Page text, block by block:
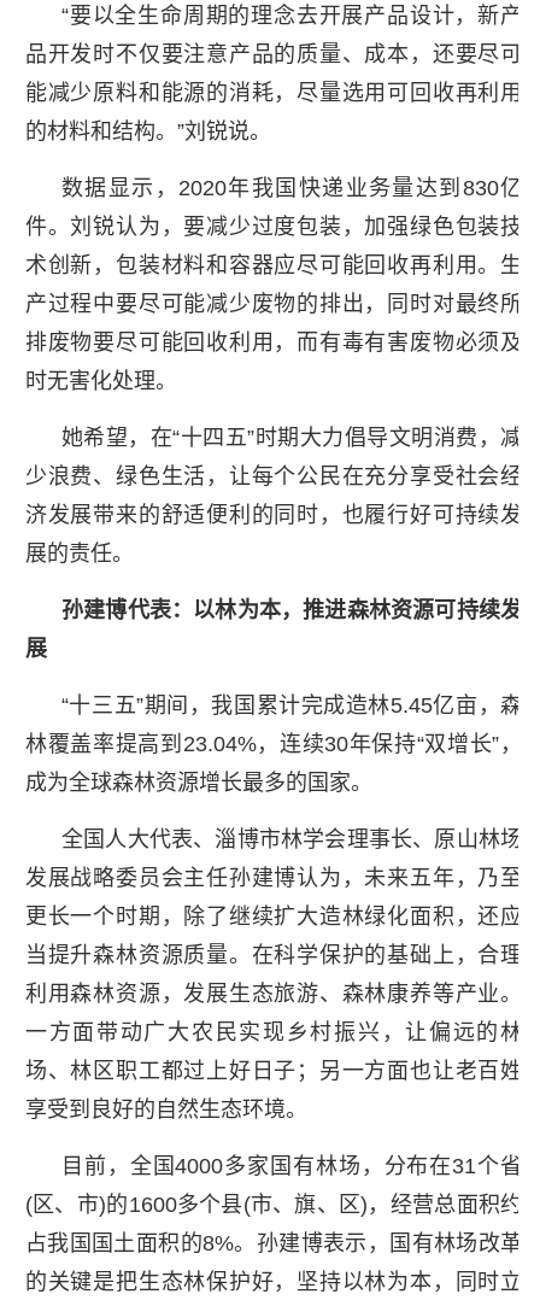
“要以全生命周期的理念去开展产品设计，新产
品开发时不仅要注意产品的质量、成本，还要尽可
能减少原料和能源的消耗，尽量选用可回收再利用
的材料和结构。”刘锐说。
数据显示，2020年我国快递业务量达到830亿
件。刘锐认为，要减少过度包装，加强绿色包装技
术创新，包装材料和容器应尽可能回收再利用。生
产过程中要尽可能减少废物的排出，同时对最终所
排废物要尽可能回收利用，而有毒有害废物必须及
时无害化处理。
她希望，在“十四五”时期大力倡导文明消费，减
少浪费、绿色生活，让每个公民在充分享受社会经
济发展带来的舒适便利的同时，也履行好可持续发
展的责任。
孙建博代表：以林为本，推进森林资源可持续发
展
“十三五”期间，我国累计完成造林5.45亿亩，森
林覆盖率提高到23.04%，连续30年保持“双增长”，
成为全球森林资源增长最多的国家。
全国人大代表、淄博市林学会理事长、原山林场
发展战略委员会主任孙建博认为，未来五年，乃至
更长一个时期，除了继续扩大造林绿化面积，还应
当提升森林资源质量。在科学保护的基础上，合理
利用森林资源，发展生态旅游、森林康养等产业。
一方面带动广大农民实现乡村振兴，让偏远的林
场、林区职工都过上好日子；另一方面也让老百姓
享受到良好的自然生态环境。
目前，全国4000多家国有林场，分布在31个省
(区、市)的1600多个县(市、旗、区)，经营总面积约
占我国国土面积的8%。孙建博表示，国有林场改革
的关键是把生态林保护好，坚持以林为本，同时立